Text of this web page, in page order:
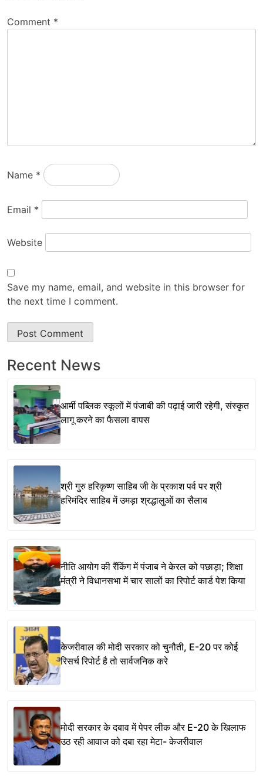
Comment *
Name *
Email *
Website
Save my name, email, and website in this browser for
the next time I comment.
Recent News
आर्मी पब्लिक स्कूलों में पंजाबी की पढ़ाई जारी रहेगी, संस्कृत
लागू करने का फैसला वापस
श्री गुरु हरिकृष्ण साहिब जी के प्रकाश पर्व पर श्री
हरिमंदिर साहिब में उमड़ा श्रद्धालुओं का सैलाब
नीति आयोग की रैंकिंग में पंजाब ने केरल को पछाड़ा; शिक्षा
मंत्री ने विधानसभा में चार सालों का रिपोर्ट कार्ड पेश किया
केजरीवाल की मोदी सरकार को चुनौती, E-20 पर कोई
रिसर्च रिपोर्ट है तो सार्वजनिक करे
मोदी सरकार के दबाव में पेपर लीक और E-20 के खिलाफ
उठ रही आवाज को दबा रहा मेटा- केजरीवाल